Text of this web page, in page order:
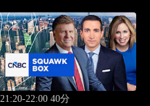
21:20-22:00 40分